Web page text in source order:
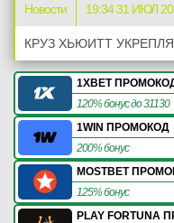
Новости 19:34 31 ИЮЛ
КРУЗ ХЬЮИТТ
1XBET
120% бонус до 31130
1WIN ПРОМОКОД
200% бонус
MOSTBET
125% бонус
PLAY FORTUNA